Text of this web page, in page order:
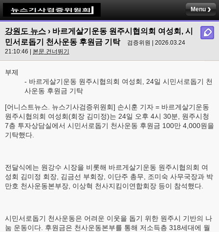
Menu
강원도 뉴스 › 바르게살기운동 원주시협의회 여성회, 시
민서로돕기 천사운동 후원금 기탁
검증위원 | 2026.03.24
21:10:46 | 본문 건너뛰기
부제
- 바르게살기운동 원주시협의회 여성회, 24일 시민서로돕기 천
사운동 후원금 기탁
[어니스트뉴스. 뉴스기사검증위원회] 손시훈 기자 = 바르게살기운동
원주시협의회 여성회(회장 김미정)는 24일 오후 4시 30분, 원주시청
7층 투자상담실에서 시민서로돕기 천사운동 후원금 100만 4,000원을
기탁했다.
전달식에는 원강수 시장을 비롯해 바르게살기운동 원주시협의회 여
성회 김미정 회장, 김금선 부회장, 이단주 총무, 조미숙 사무국장과 박
만호 천사운동본부장, 이상혁 천사지킴이연합회장 등이 참석했다.
시민서로돕기 천사운동은 어려운 이웃을 돕기 위한 원주시 기반의 나
눔 운동이다. 후원금은 천사운동본부를 통해 저소득층 318세대에 월